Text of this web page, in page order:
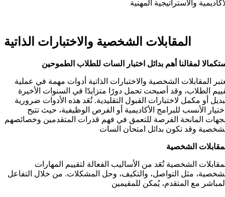
والاستراتيجية المهنية
المقابلات الشخصية والاختبارات الذاتية
لمقالنا أهم بدائل اختبار السات للطلاب الطموحين
المقابلات الشخصية والاختبارات الذاتية أدوات مهمة في عملية
الطلاب، وقد أصبحت تحمل دورًا متزايدًا في السنوات الأخيرة
أو مكمل لاختبارات القبول التقليدية. تُعَد هذه الأدوات ضرورية
الأنسب للبرامج الأكاديمية أو الفرص الوظيفية، حيث تتيح
المانحة الفرصة للتعمق في فهم قدرات المتقدمين وخصائصهم
وقد تكون بدائل امتحان السات
الشخصية
الشخصية تُعَد من الأساليب الفعالة لتقييم المهارات
مثل التواصل، والتكيف، وحل المشكلات. من خلال التفاعل